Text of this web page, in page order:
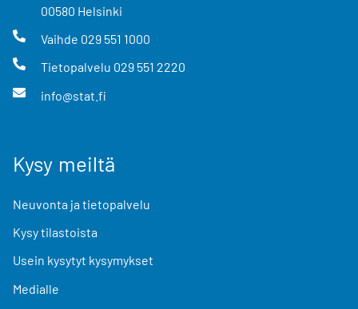
00580 Helsinki
Vaihde 029 551 1000
Tietopalvelu 029 551 2220
info@stat.fi
Kysy meiltä
Neuvonta ja tietopalvelu
Kysy tilastoista
Usein kysytyt kysymykset
Medialle